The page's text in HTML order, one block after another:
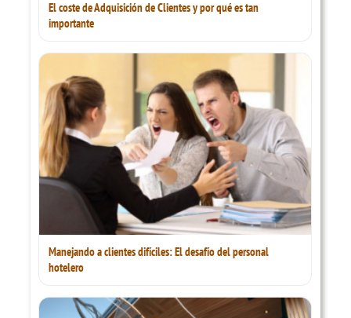
El coste de Adquisición de Clientes y por qué es tan
importante
Manejando a clientes difíciles: El desafío del personal
hotelero